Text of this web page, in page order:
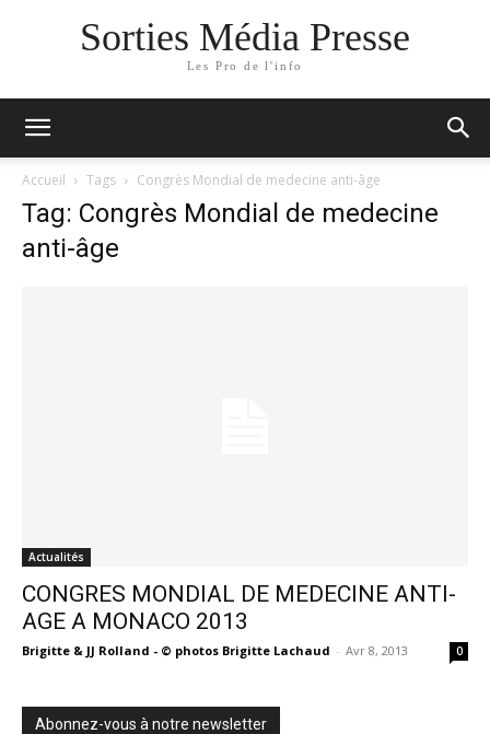
Sorties Média Presse
Les Pro de l'info
Accueil Tags Congrès Mondial de medecine anti-âge
Tag: Congrès Mondial de medecine
anti-âge
Actualités
CONGRES MONDIAL DE MEDECINE ANTI-
AGE A MONACO 2013
Brigitte & JJ Rolland - © photos Brigitte Lachaud - Avr 8, 2013 0
Abonnez-vous à notre newsletter